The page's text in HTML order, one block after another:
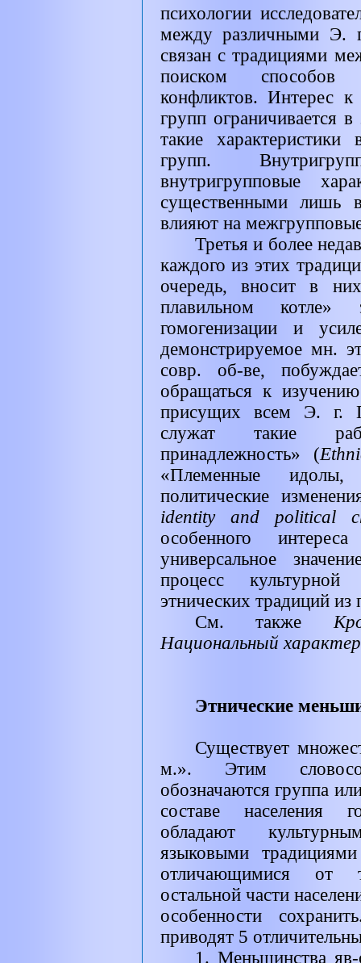
психологии
между различными Э.
связан с традициями
поиском способов
конфликтов. Интерес к
групп ограничивается
такие
групп.
внутригрупповые
существенными лишь
влияют на
Третья и более
каждого из этих
очередь, вносит в
плавильном котле»
гомогенизации и
демонстрируемое мн.
совр. об-ве,
обращаться к
присущих всем Э. г.
служат такие
принадлежность» (
«Племенные
политические
identity and political
особенного
универсальное
процесс
этнических традиций из
См. также
Национальный характер
Этнические
Существует
м.». Этим
обозначаются группа
составе населения
обладают
языковыми
отличающимися от
остальной части
особенности
приводят 5
1. Меньшинства